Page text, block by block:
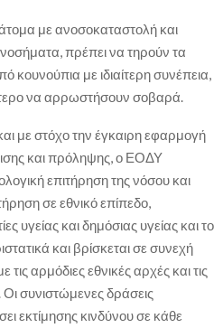
με ανοσοκαταστολή και
πρέπει να τηρούν τα
κουνούπια με ιδιαίτερη συνέπεια,
να αρρωστήσουν σοβαρά.
με στόχο την έγκαιρη εφαρμογή
και πρόληψης, ο ΕΟΔΥ
επιτήρηση της νόσου και
σε εθνικό επίπεδο,
υγείας και δημόσιας υγείας και το
και βρίσκεται σε συνεχή
αρμόδιες εθνικές αρχές και τις
Οι συνιστώμενες δράσεις
εκτίμησης κινδύνου σε κάθε